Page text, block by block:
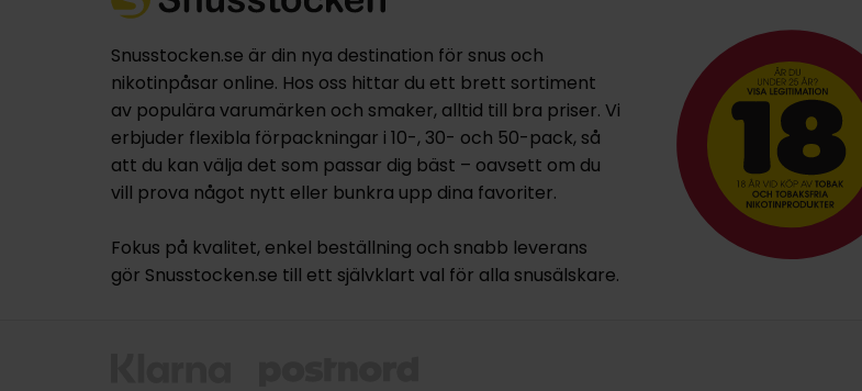
Snusstocken.se är din nya destination för snus och
nikotinpåsar online. Hos oss hittar du ett brett sortiment
av populära varumärken och smaker, alltid till bra priser. Vi
erbjuder flexibla förpackningar i 10-, 30- och 50-pack, så
att du kan välja det som passar dig bäst – oavsett om du
vill prova något nytt eller bunkra upp dina favoriter.
Fokus på kvalitet, enkel beställning och snabb leverans
gör Snusstocken.se till ett självklart val för alla snusälskare.